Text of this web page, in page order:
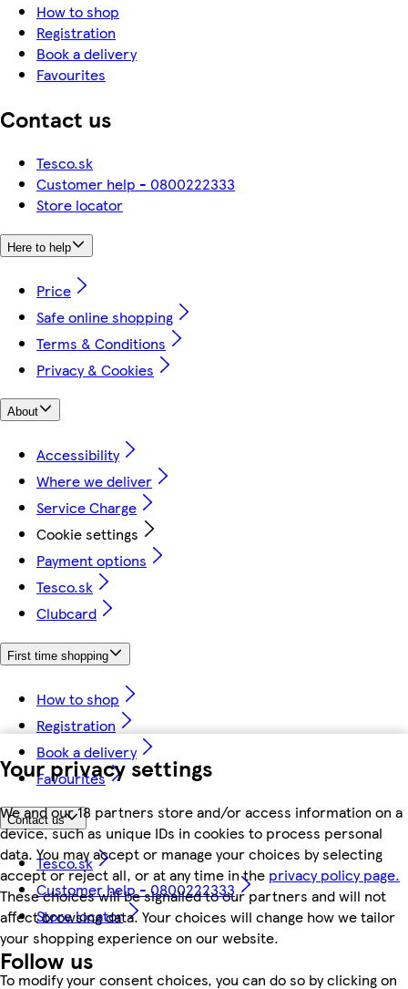
Your privacy settings
We and our 18 partners store and/or access information on a
device, such as unique IDs in cookies to process personal
data. You may accept or manage your choices by selecting
accept or reject all, or at any time in the privacy policy page.
These choices will be signalled to our partners and will not
affect browsing data. Your choices will change how we tailor
your shopping experience on our website.
To modify your consent choices, you can do so by clicking on
How to shop
Registration
Book a delivery
Favourites
Contact us
Tesco.sk
Customer help - 0800222333
Store locator
Here to help
Price
Safe online shopping
Terms & Conditions
Privacy & Cookies
About
Accessibility
Where we deliver
Service Charge
Cookie settings
Payment options
Tesco.sk
Clubcard
First time shopping
How to shop
Registration
Book a delivery
Favourites
Contact us
Tesco.sk
Customer help - 0800222333
Store locator
Follow us